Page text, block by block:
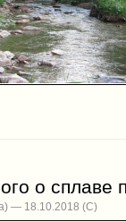
о сплаве
— 18.10.2018